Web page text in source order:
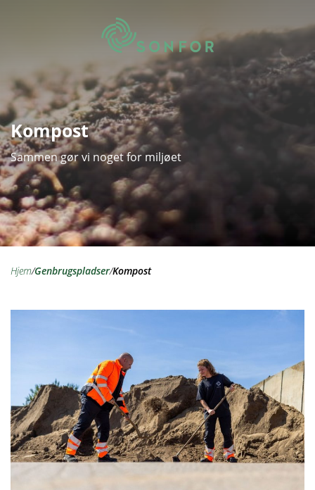
Kompost
Sammen gør vi noget for miljøet
hjem/ genbrugspladser/ Kompost